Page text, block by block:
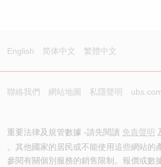
English 简体中文 繁體中文
聯絡我們 網站地圖 私隱聲明
重要法律及規管數據 -請先閱讀 免責聲明
。其他國家的居民或不能使用這些網站的
參閱有關個別服務的銷售限制。報價或數